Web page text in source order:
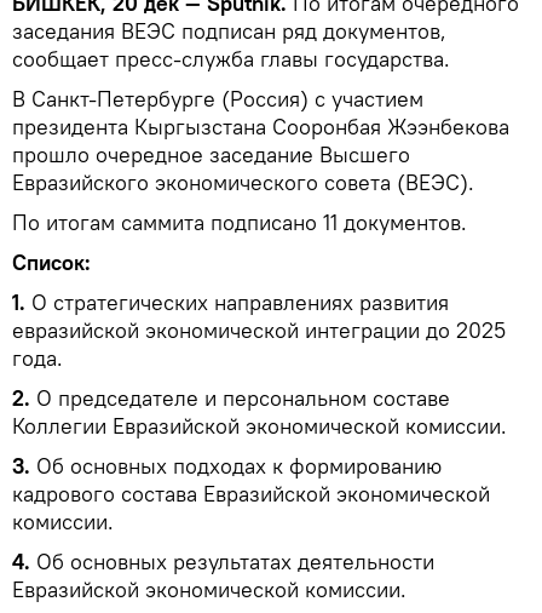
заседания ВЕЭС подписан ряд документов,
сообщает пресс-служба главы государства.
В Санкт-Петербурге (Россия) с участием
президента Кыргызстана Сооронбая Жээнбекова
прошло очередное заседание Высшего
Евразийского экономического совета (ВЕЭС).
По итогам саммита подписано 11 документов.
Список:
1. О стратегических направлениях развития
евразийской экономической интеграции до 2025
года.
2. О председателе и персональном составе
Коллегии Евразийской экономической комиссии.
3. Об основных подходах к формированию
кадрового состава Евразийской экономической
комиссии.
4. Об основных результатах деятельности
Евразийской экономической комиссии.